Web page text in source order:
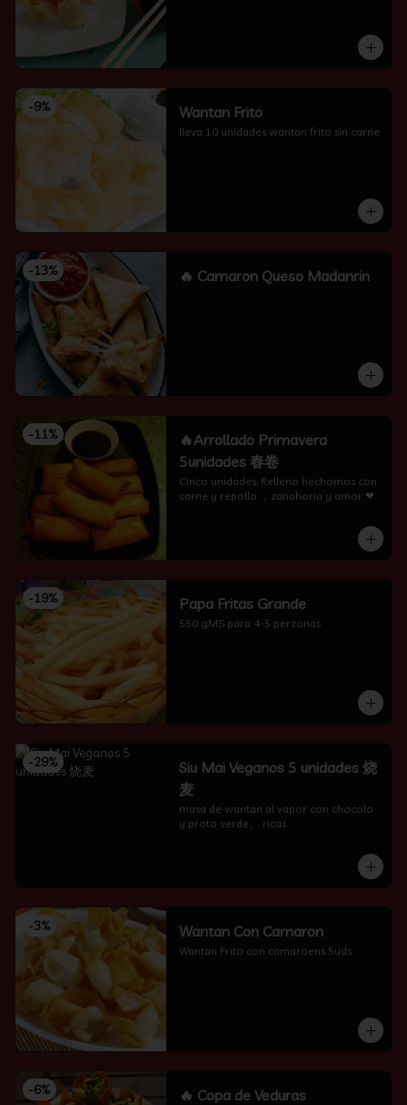
-9% Wantan Frito
lleva 10 unidades wantan frito sin carne
-13% 🔥 Camaron Queso Madanrin
-11%
🔥Arrollado Primavera
5unidades 春卷
Cinco unidades. Relleno hechomos con
carne y repollo ，zanahoria y amor ❤
-19% Papa Fritas Grande
550 gMS para 4-5 perzonas
-29%
Siu Mai Veganos 5 unidades 烧
麦
masa de wantan al vapor con chocolo
y proto verde。 ricas
-3% Wantan Con Camaron
Wantan Frito con camaroens 5uds
-6% 🔥 Copa de Veduras